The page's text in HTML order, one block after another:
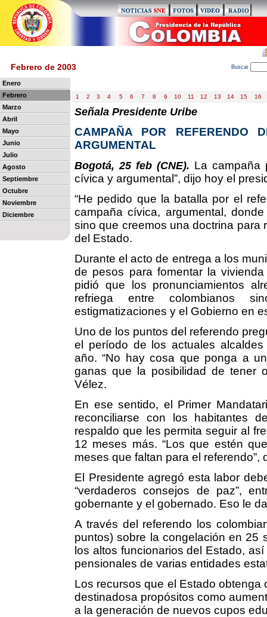
Febrero de 2003 Buscar
Enero
Febrero
Marzo
Abril
Mayo
Junio
Julio
Agosto
Septiembre
Octubre
Noviembre
Diciembre
1 2 3 4 5 6 7 8 9 10 11 12 13 14 15 16
Señala Presidente Uribe
CAMPAÑA POR REFERENDO
ARGUMENTAL
Bogotá, 25 feb (CNE). La campaña
cívica y argumental”, dijo hoy el
“He pedido que la batalla por el
campaña cívica, argumental,
sino que creemos una doctrina para
del Estado.
Durante el acto de entrega a los
de pesos para fomentar la
pidió que los pronunciamientos
refriega entre colombianos
estigmatizaciones y el Gobierno en
Uno de los puntos del referendo
el período de los actuales
año. “No hay cosa que ponga a
ganas que la posibilidad de tener
Vélez.
En ese sentido, el Primer
reconciliarse con los habitantes
respaldo que les permita seguir al
12 meses más. “Los que estén
meses que faltan para el referendo”,
El Presidente agregó esta labor
“verdaderos consejos de paz”,
gobernante y el gobernado. Eso le
A través del referendo los
puntos) sobre la congelación en 25
los altos funcionarios del Estado,
pensionales de varias entidades
Los recursos que el Estado
destinadosa propósitos como
a la generación de nuevos cupos